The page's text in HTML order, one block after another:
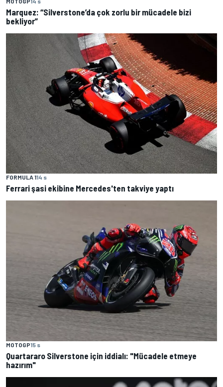
Marquez: “Silverstone’da çok zorlu bir mücadele bizi
bekliyor”
FORMULA 114 s
Ferrari şasi ekibine Mercedes'ten takviye yaptı
MOTOGP15 s
Quartararo Silverstone için iddialı: "Mücadele etmeye
hazırım"